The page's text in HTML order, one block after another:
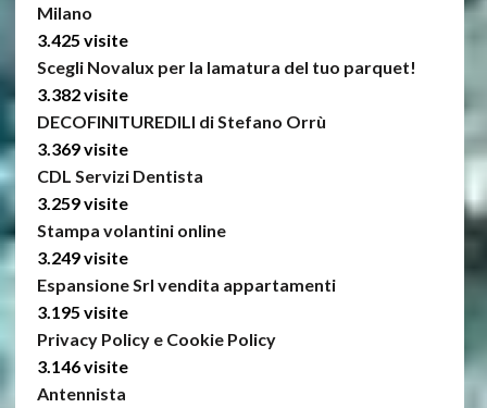
Milano
3.425 visite
Scegli Novalux per la lamatura del tuo parquet!
3.382 visite
DECOFINITUREDILI di Stefano Orrù
3.369 visite
CDL Servizi Dentista
3.259 visite
Stampa volantini online
3.249 visite
Espansione Srl vendita appartamenti
3.195 visite
Privacy Policy e Cookie Policy
3.146 visite
Antennista